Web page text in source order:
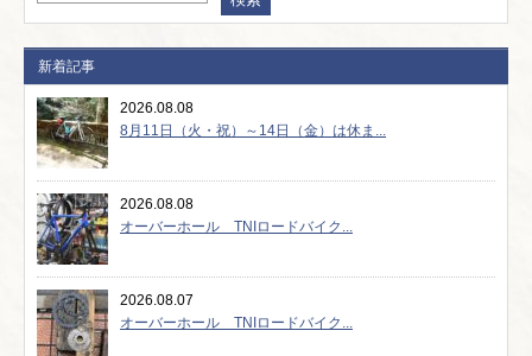
新着記事
2026.08.08
8月11日（火・祝）～14日（金）は休ま...
2026.08.08
オーバーホール TNIロードバイク...
2026.08.07
オーバーホール TNIロードバイク...